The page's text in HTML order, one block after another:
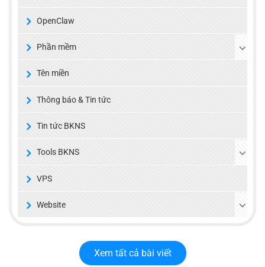
OpenClaw
Phần mềm
Tên miền
Thông báo & Tin tức
Tin tức BKNS
Tools BKNS
VPS
Website
Xem tất cả bài viết